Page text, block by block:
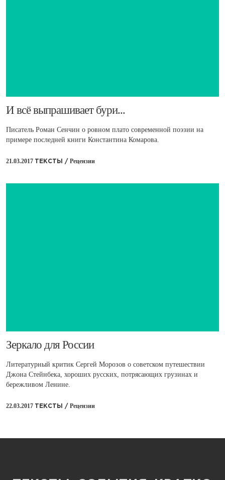
​И всё выпрашивает бури...
Писатель Роман Сенчин о ровном плато современной поэзии на
примере последней книги Константина Комарова.
21.03.2017 ТЕКСТЫ / Рецензии
​Зеркало для России
Литературный критик Сергей Морозов о советском путешествии
Джона Стейнбека, хороших русских, потрясающих грузинах и
бережливом Ленине.
22.03.2017 ТЕКСТЫ / Рецензии